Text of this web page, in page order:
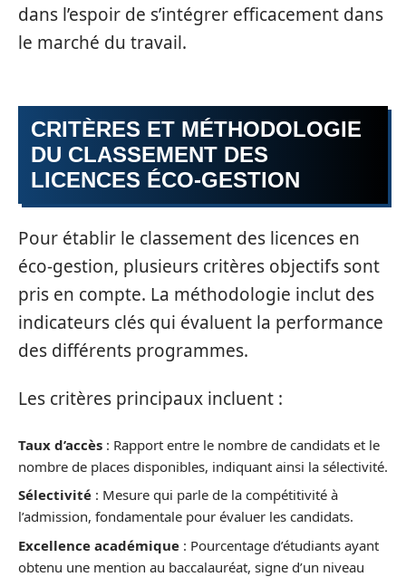
dans l’espoir de s’intégrer efficacement dans
le marché du travail.
CRITÈRES ET MÉTHODOLOGIE
DU CLASSEMENT DES
LICENCES ÉCO-GESTION
Pour établir le classement des licences en
éco-gestion, plusieurs critères objectifs sont
pris en compte. La méthodologie inclut des
indicateurs clés qui évaluent la performance
des différents programmes.
Les critères principaux incluent :
Taux d’accès : Rapport entre le nombre de candidats et le
nombre de places disponibles, indiquant ainsi la sélectivité.
Sélectivité : Mesure qui parle de la compétitivité à
l’admission, fondamentale pour évaluer les candidats.
Excellence académique : Pourcentage d’étudiants ayant
obtenu une mention au baccalauréat, signe d’un niveau